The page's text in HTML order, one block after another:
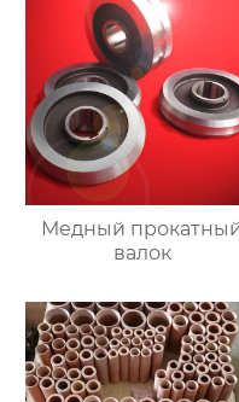
Медный
валок